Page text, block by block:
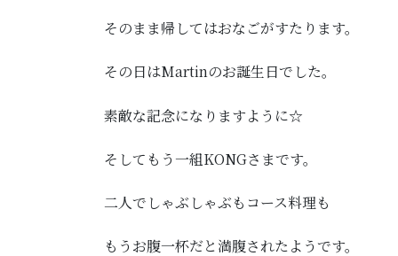
そのまま帰してはおなごがすたります。
その日はMartinのお誕生日でした。
素敵な記念になりますように☆
そしてもう一組KONGさまです。
二人でしゃぶしゃぶもコース料理も
もうお腹一杯だと満腹されたようです。